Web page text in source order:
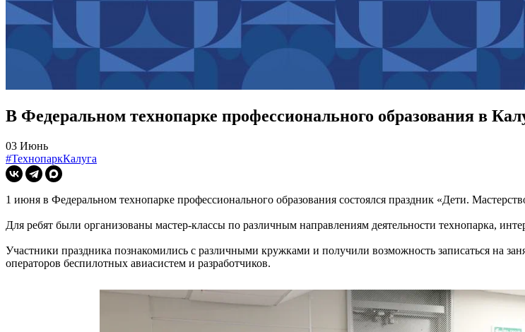
В Федеральном технопарке профессионального образования в
03 Июнь
#ТехнопаркКалуга
1 июня в Федеральном технопарке профессионального образования состоялся праздник «Дети.
Для ребят были организованы мастер-классы по различным направлениям деятельности технопарка,
Участники праздника познакомились с различными кружками и получили возможность записаться на
операторов беспилотных авиасистем и разработчиков.